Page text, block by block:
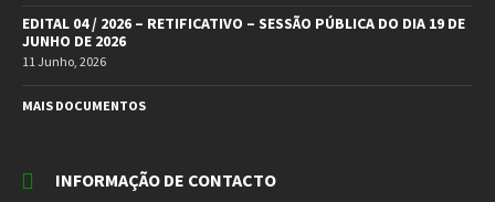
EDITAL 04 / 2026 – RETIFICATIVO – SESSÃO PÚBLICA DO DIA 19 DE
JUNHO DE 2026
11 Junho, 2026
MAIS DOCUMENTOS
INFORMAÇÃO DE CONTACTO